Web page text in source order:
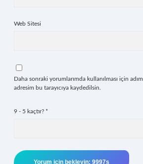
Web Sitesi
Daha sonraki yorumlarımda kullanılması için
adresim bu tarayıcıya kaydedilsin.
9 - 5 kaçtır? *